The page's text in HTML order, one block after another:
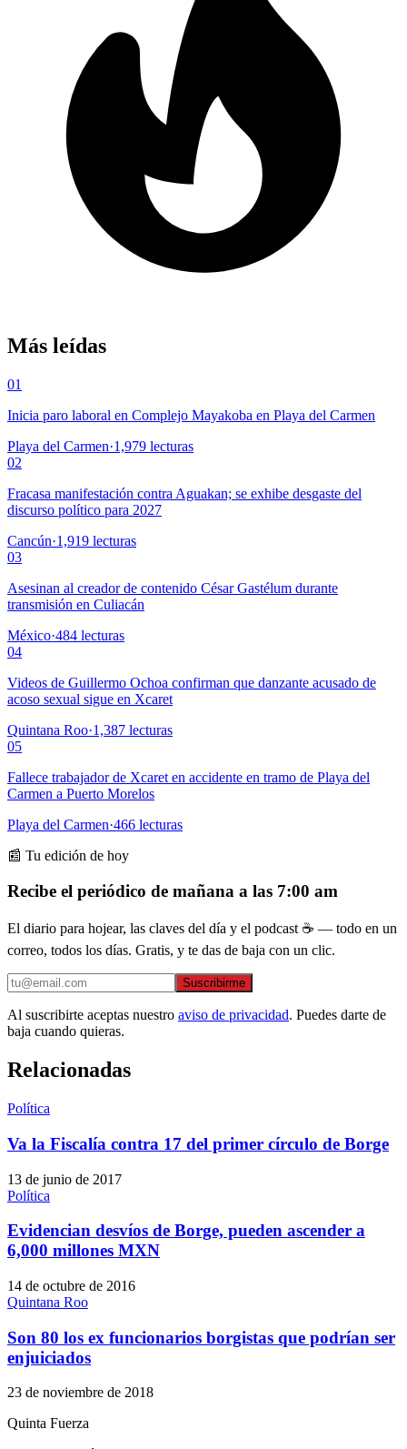
Más leídas
01
Inicia paro laboral en Complejo Mayakoba en Playa del Carmen
Playa del Carmen·1,979 lecturas
02
Fracasa manifestación contra Aguakan; se exhibe desgaste del
discurso político para 2027
Cancún·1,919 lecturas
03
Asesinan al creador de contenido César Gastélum durante
transmisión en Culiacán
México·484 lecturas
04
Videos de Guillermo Ochoa confirman que danzante acusado de
acoso sexual sigue en Xcaret
Quintana Roo·1,387 lecturas
05
Fallece trabajador de Xcaret en accidente en tramo de Playa del
Carmen a Puerto Morelos
Playa del Carmen·466 lecturas
📰 Tu edición de hoy
Recibe el periódico de mañana a las 7:00 am
El diario para hojear, las claves del día y el podcast ☕ — todo en un
correo, todos los días. Gratis, y te das de baja con un clic.
Suscribirme
Al suscribirte aceptas nuestro aviso de privacidad. Puedes darte de
baja cuando quieras.
Relacionadas
Política
Va la Fiscalía contra 17 del primer círculo de Borge
13 de junio de 2017
Política
Evidencian desvíos de Borge, pueden ascender a
6,000 millones MXN
14 de octubre de 2016
Quintana Roo
Son 80 los ex funcionarios borgistas que podrían ser
enjuiciados
23 de noviembre de 2018
Quinta Fuerza